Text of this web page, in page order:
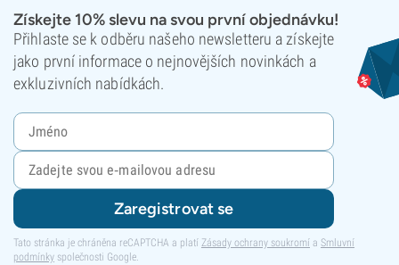
Získejte 10% slevu na svou první objednávku!
Přihlaste se k odběru našeho newsletteru a získejte
jako první informace o nejnovějších novinkách a
exkluzivních nabídkách.
Zaregistrovat se
Tato stránka je chráněna reCAPTCHA a platí Zásady ochrany soukromí a Smluvní
podmínky společnosti Google.